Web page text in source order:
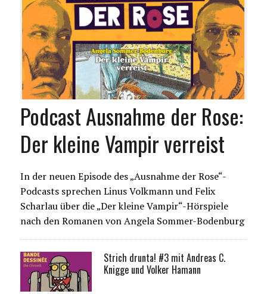
Podcast Ausnahme der Rose:
Der kleine Vampir verreist
In der neuen Episode des „Ausnahme der Rose“-
Podcasts sprechen Linus Volkmann und Felix
Scharlau über die „Der kleine Vampir“-Hörspiele
nach den Romanen von Angela Sommer-Bodenburg
Strich drunta! #3 mit Andreas C.
Knigge und Volker Hamann